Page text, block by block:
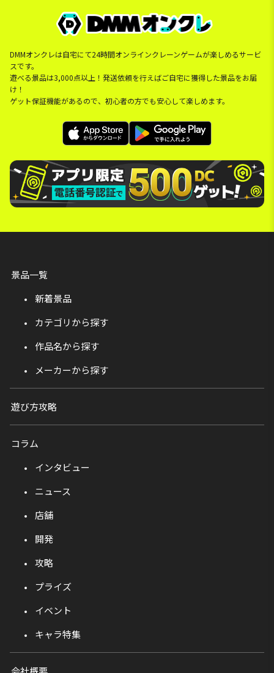
DMMオンクレは自宅にて24時間オンラインクレーンゲームが楽しめるサービ
スです。
遊べる景品は3,000点以上！発送依頼を行えばご自宅に獲得した景品をお届
け！
ゲット保証機能があるので、初心者の方でも安心して楽しめます。
景品一覧
新着景品
カテゴリから探す
作品名から探す
メーカーから探す
遊び方攻略
コラム
インタビュー
ニュース
店舗
開発
攻略
プライズ
イベント
キャラ特集